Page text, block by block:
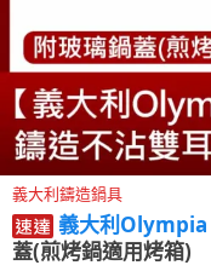
義大利鑄造鍋具
義大利Olympia
蓋(煎烤鍋適用烤箱)